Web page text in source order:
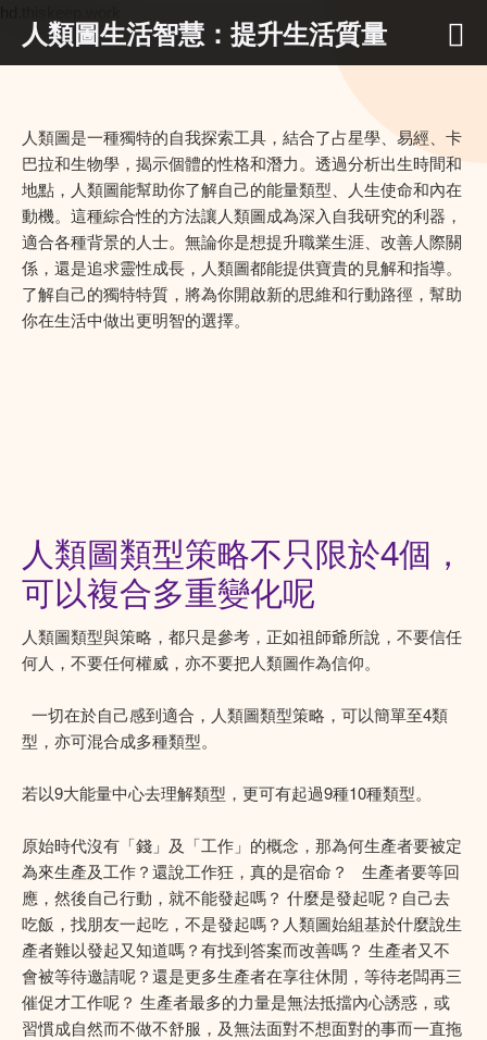
人類圖生活智慧：提升生活質量
人類圖是一種獨特的自我探索工具，結合了占星學、易經、卡
巴拉和生物學，揭示個體的性格和潛力。透過分析出生時間和
地點，人類圖能幫助你了解自己的能量類型、人生使命和內在
動機。這種綜合性的方法讓人類圖成為深入自我研究的利器，
適合各種背景的人士。無論你是想提升職業生涯、改善人際關
係，還是追求靈性成長，人類圖都能提供寶貴的見解和指導。
了解自己的獨特特質，將為你開啟新的思維和行動路徑，幫助
你在生活中做出更明智的選擇。
人類圖類型策略不只限於4個，
可以複合多重變化呢
人類圖類型與策略，都只是參考，正如祖師爺所說，不要信任
何人，不要任何權威，亦不要把人類圖作為信仰。
一切在於自己感到適合，人類圖類型策略，可以簡單至4類
型，亦可混合成多種類型。
若以9大能量中心去理解類型，更可有起過9種10種類型。
原始時代沒有「錢」及「工作」的概念，那為何生產者要被定
為來生產及工作？還說工作狂，真的是宿命？ 生產者要等回
應，然後自己行動，就不能發起嗎？ 什麼是發起呢？自己去
吃飯，找朋友一起吃，不是發起嗎？人類圖始組基於什麼說生
產者難以發起又知道嗎？有找到答案而改善嗎？ 生產者又不
會被等待邀請呢？還是更多生產者在享往休閒，等待老闆再三
催促才工作呢？ 生產者最多的力量是無法抵擋內心誘惑，或
習慣成自然而不做不舒服，及無法面對不想面對的事而一直拖